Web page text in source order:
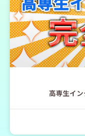
高専生イ